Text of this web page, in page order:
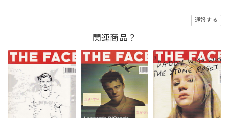
通報する
関連商品？